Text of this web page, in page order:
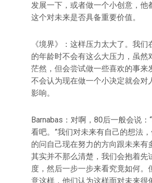
发展一下，或者做一个小创意，他
这个对未来是否具备重要价值。
《境界》：这样压力太大了。我们
的年龄时不会有这么大压力，虽然
茫然，但会尝试做一些喜欢的事来
不会认为现在做一个小决定就会对
影响。
Barnabas：对啊，80后一般会说：
看吧。”我们对未来有自己的想法
的问自己现在努力的方向跟未来有
其实并不那么清楚，我们会抱着先
度，然后一步一步来看究竟如何。
意这样，他们认为这样面对未来很